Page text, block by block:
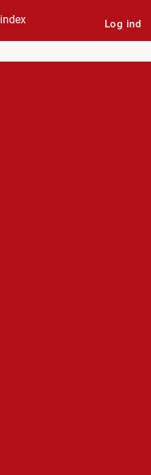
Log ind